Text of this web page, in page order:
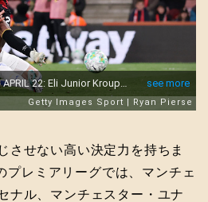
させない高い決定力を持ちま
プレミアリーグでは、マンチェ
ナル、マンチェスター・ユナ